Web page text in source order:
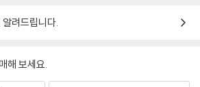
려드립니다.
해 보세요.